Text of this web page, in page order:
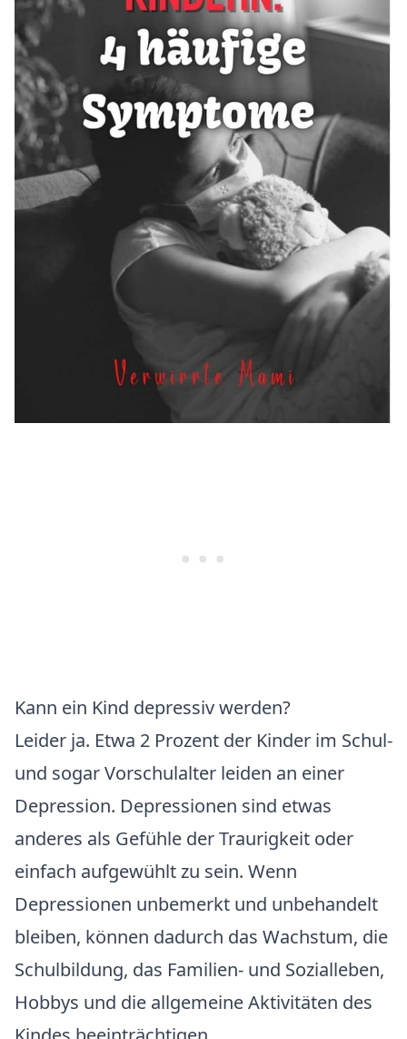
Kann ein Kind depressiv werden?
Leider ja. Etwa 2 Prozent der Kinder im Schul-
und sogar Vorschulalter leiden an einer
Depression. Depressionen sind etwas
anderes als Gefühle der Traurigkeit oder
einfach aufgewühlt zu sein. Wenn
Depressionen unbemerkt und unbehandelt
bleiben, können dadurch das Wachstum, die
Schulbildung, das Familien- und Sozialleben,
Hobbys und die allgemeine Aktivitäten des